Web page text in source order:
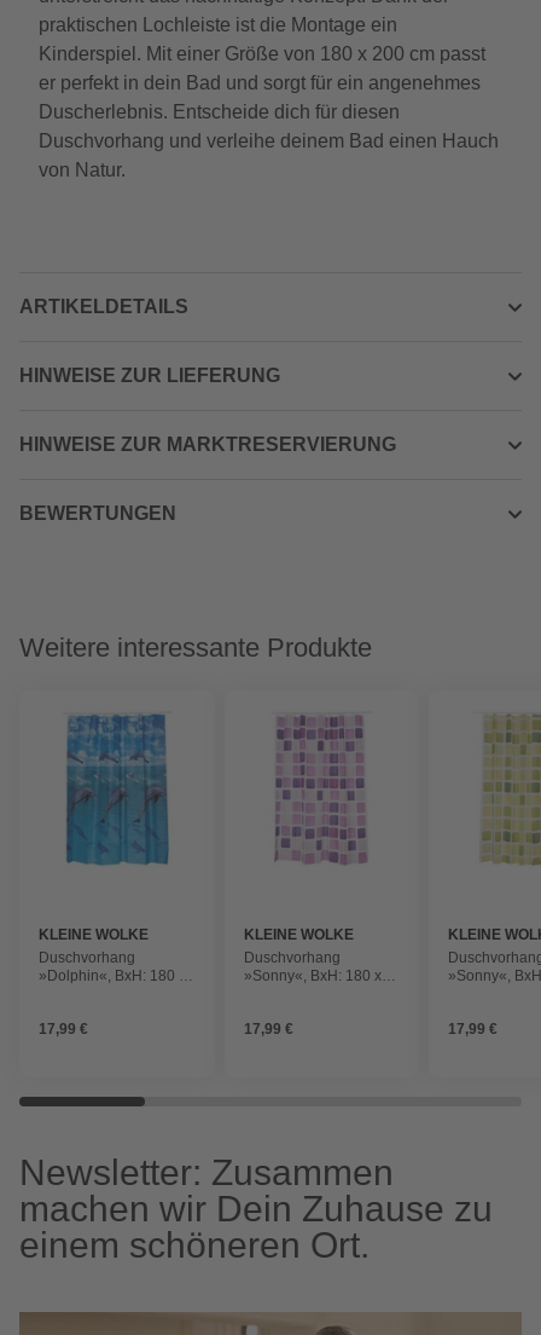
praktischen Lochleiste ist die Montage ein
Kinderspiel. Mit einer Größe von 180 x 200 cm passt
er perfekt in dein Bad und sorgt für ein angenehmes
Duscherlebnis. Entscheide dich für diesen
Duschvorhang und verleihe deinem Bad einen Hauch
von Natur.
ARTIKELDETAILS
HINWEISE ZUR LIEFERUNG
HINWEISE ZUR MARKTRESERVIERUNG
BEWERTUNGEN
Weitere interessante Produkte
KLEINE WOLKE
Duschvorhang
»Dolphin«, BxH: 180 x
17,99 €
KLEINE WOLKE
Duschvorhang
»Sonny«, BxH: 180 x
17,99 €
KLEINE
»Sonny«,
17,99 €
Newsletter: Zusammen
machen wir Dein Zuhause zu
einem schöneren Ort.